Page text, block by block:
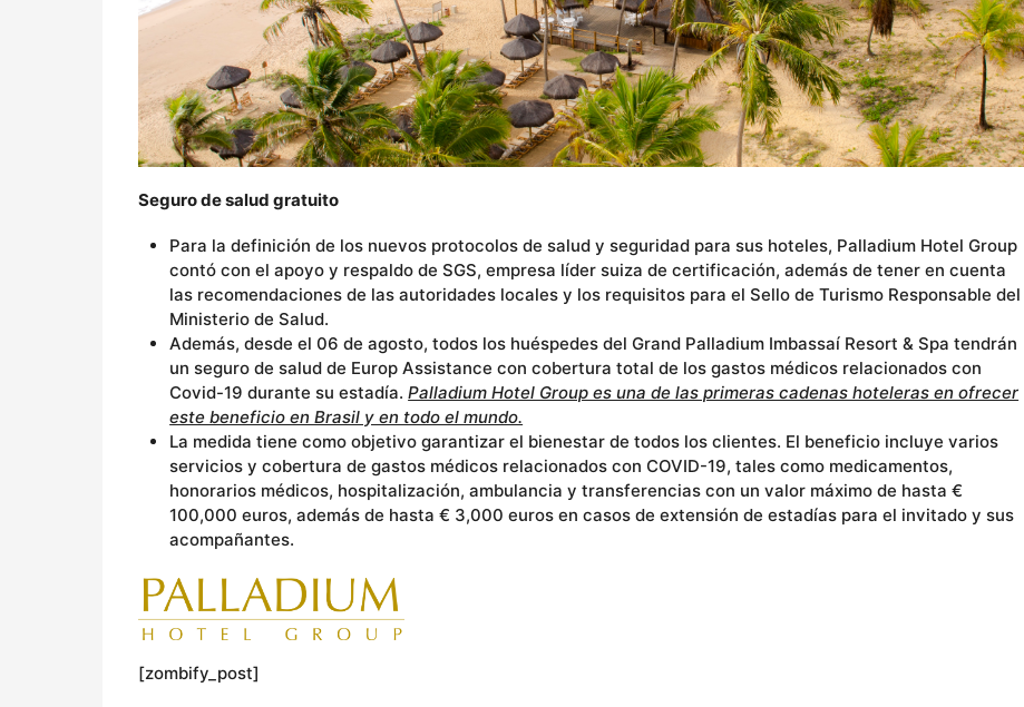
Seguro de salud gratuito
Para la definición de los nuevos protocolos de salud y seguridad para sus hoteles, Palladium Hotel Group
contó con el apoyo y respaldo de SGS, empresa líder suiza de certificación, además de tener en cuenta
las recomendaciones de las autoridades locales y los requisitos para el Sello de Turismo Responsable del
Ministerio de Salud.
Además, desde el 06 de agosto, todos los huéspedes del Grand Palladium Imbassaí Resort & Spa tendrán
un seguro de salud de Europ Assistance con cobertura total de los gastos médicos relacionados con
Covid-19 durante su estadía.Palladium Hotel Group es una de las primeras cadenas hoteleras en ofrecer
este beneficio en Brasil y en todo el mundo.
La medida tiene como objetivo garantizar el bienestar de todos los clientes. El beneficio incluye varios
servicios y cobertura de gastos médicos relacionados con COVID-19, tales como medicamentos,
honorarios médicos, hospitalización, ambulancia y transferencias con un valor máximo de hasta €
100,000 euros, además de hasta € 3,000 euros en casos de extensión de estadías para el invitado y sus
acompañantes.
[zombify_post]